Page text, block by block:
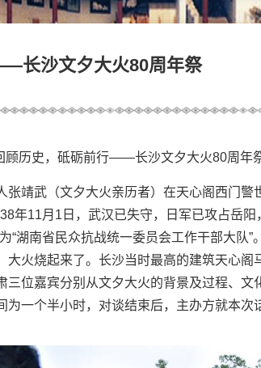
长沙文夕大火80周年祭
顾历史，砥砺前行——长沙文夕大火80周年
张靖武（文夕大火亲历者）在天心阁西门
年11月1日，武汉已失守，日军已攻占岳
“湖南省民众抗战统一委员会工作干部大队
大火烧起来了。长沙当时最高的建筑天心
三位嘉宾分别从文夕大火的背景及过程、
为一个半小时，对谈结束后，主办方就本